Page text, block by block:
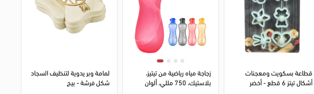
قطاعة بسكويت ومعجنات
أشكال تيتز 6 قطع - أخضر
زجاجة مياه رياضية من تيتيز،
بلاستيك، 750 مللي، ألوان
لمامة وبر يدوية لتنظيف السجاد
شكل فرشة - بيج